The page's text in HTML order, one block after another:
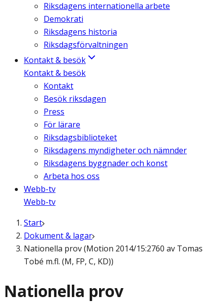
Riksdagens internationella arbete
Demokrati
Riksdagens historia
Riksdagsförvaltningen
Kontakt & besök
Kontakt & besök
Kontakt
Besök riksdagen
Press
För lärare
Riksdagsbiblioteket
Riksdagens myndigheter och nämnder
Riksdagens byggnader och konst
Arbeta hos oss
Webb-tv
Webb-tv
Start
Dokument & lagar
Nationella prov (Motion 2014/15:2760 av Tomas
Tobé m.fl. (M, FP, C, KD))
Nationella prov